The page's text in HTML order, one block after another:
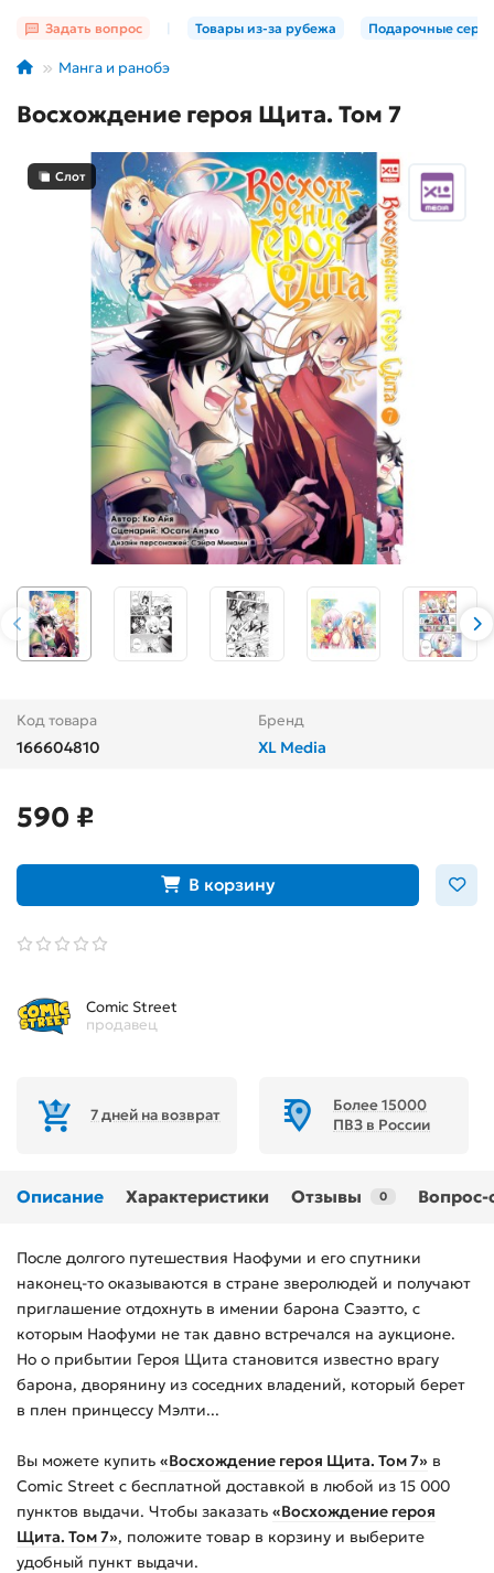
Задать вопрос Товары из-за рубежа Подарочные
Манга и ранобэ
Восхождение героя Щита. Том 7
Слот
Код товара
166604810
Бренд
XL Media
590 ₽
В корзину
Comic Street
продавец
7 дней на возврат
Более 15000
ПВЗ в России
Описание Характеристики Отзывы 0 Вопрос-
После долгого путешествия Наофуми и его спутники
наконец-то оказываются в стране зверолюдей и получают
приглашение отдохнуть в имении барона Сэаэтто, с
которым Наофуми не так давно встречался на аукционе.
Но о прибытии Героя Щита становится известно врагу
барона, дворянину из соседних владений, который берет
в плен принцессу Мэлти...
Вы можете купить «Восхождение героя Щита. Том 7» в
Comic Street с бесплатной доставкой в любой из 15 000
пунктов выдачи. Чтобы заказать «Восхождение героя
Щита. Том 7», положите товар в корзину и выберите
удобный пункт выдачи.